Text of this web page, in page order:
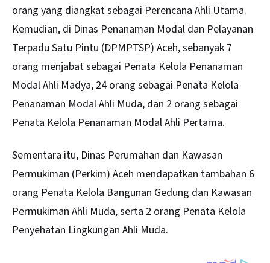
orang yang diangkat sebagai Perencana Ahli Utama.
Kemudian, di Dinas Penanaman Modal dan Pelayanan
Terpadu Satu Pintu (DPMPTSP) Aceh, sebanyak 7
orang menjabat sebagai Penata Kelola Penanaman
Modal Ahli Madya, 24 orang sebagai Penata Kelola
Penanaman Modal Ahli Muda, dan 2 orang sebagai
Penata Kelola Penanaman Modal Ahli Pertama.
Sementara itu, Dinas Perumahan dan Kawasan
Permukiman (Perkim) Aceh mendapatkan tambahan 6
orang Penata Kelola Bangunan Gedung dan Kawasan
Permukiman Ahli Muda, serta 2 orang Penata Kelola
Penyehatan Lingkungan Ahli Muda.